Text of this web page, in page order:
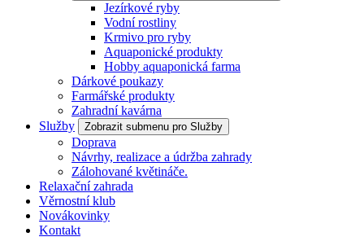
Jezírkové ryby
Vodní rostliny
Krmivo pro ryby
Aquaponické produkty
Hobby aquaponická farma
Dárkové poukazy
Farmářské produkty
Zahradní kavárna
Služby
Zobrazit submenu pro Služby
Doprava
Návrhy, realizace a údržba zahrady
Zálohované květináče.
Relaxační zahrada
Věrnostní klub
Novákovinky
Kontakt